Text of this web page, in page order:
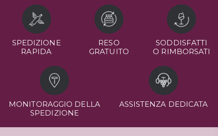
SPEDIZIONE
RAPIDA
RESO
GRATUITO
SODDISFATTI
O RIMBORSATI
MONITORAGGIO DELLA
SPEDIZIONE
ASSISTENZA DEDICATA